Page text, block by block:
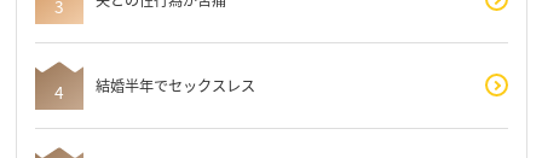
結婚半年でセックスレス